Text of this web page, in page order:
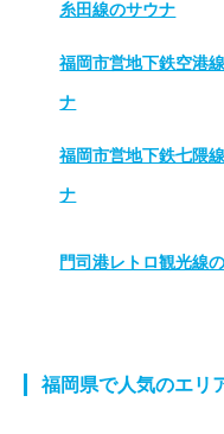
糸田線のサウナ
福岡市営地下鉄空港
ナ
福岡市営地下鉄七隈
ナ
門司港レトロ観光線
福岡県で人気のエリ